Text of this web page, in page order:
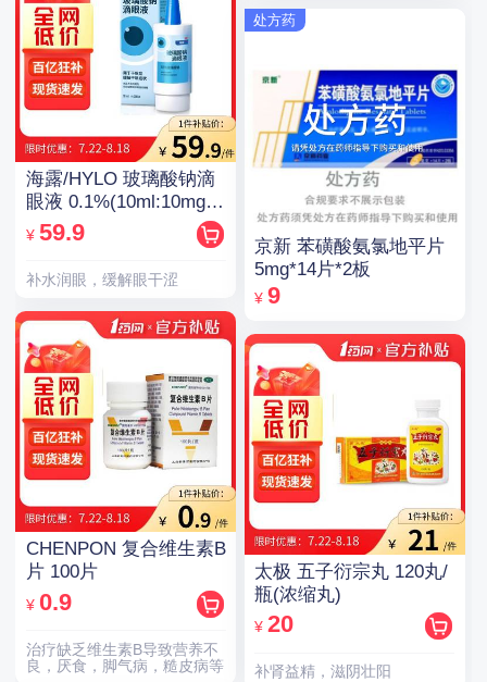
海露/HYLO 玻璃酸钠滴
眼液 0.1%(10ml:10mg)/
支(OTC)
¥ 59.9
补水润眼，缓解眼干涩
CHENPON 复合维生素B
片 100片
¥ 0.9
治疗缺乏维生素B导致营养不
良，厌食，脚气病，糙皮病等
处方药
京新 苯磺酸氨氯地平片
5mg*14片*2板
¥ 9
太极 五子衍宗丸 120丸/
瓶(浓缩丸)
¥ 20
补肾益精，滋阴壮阳